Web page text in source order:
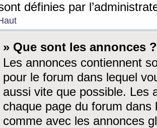
définies par
» Que sont les annonces ?
Les annonces contiennent
pour le forum dans lequel
aussi vite que possible. Les
chaque page du forum dans
comme avec les annonces